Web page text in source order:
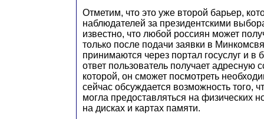
Отметим, что это уже второй барьер,
наблюдателей за президентскими
известно, что любой россиян может
только после подачи заявки в
принимаются через портал госуслуг и
ответ пользователь получает адресную
которой, он сможет посмотреть
сейчас обсуждается возможность того,
могла предоставляться на физических
на дисках и картах памяти.